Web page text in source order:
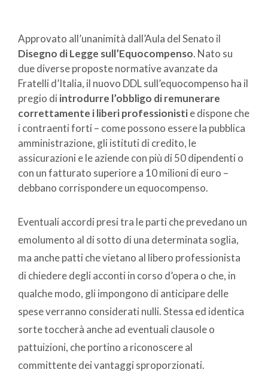
Approvato all’unanimità dall’Aula del Senato il
Disegno di Legge sull’Equocompenso. Nato su
due diverse proposte normative avanzate da
Fratelli d’Italia, il nuovo DDL sull’equocompenso ha il
pregio di introdurre l’obbligo di remunerare
correttamente i liberi professionistie dispone che
i contraenti forti – come possono essere la pubblica
amministrazione, gli istituti di credito, le
assicurazioni e le aziende con più di 50 dipendenti o
con un fatturato superiore a 10 milioni di euro –
debbano corrispondere un equocompenso.
Eventuali accordi presi tra le parti che prevedano un
emolumento al di sotto di una determinata soglia,
ma anche patti che vietano al libero professionista
di chiedere degli acconti in corso d’opera o che, in
qualche modo, gli impongono di anticipare delle
spese verranno considerati nulli. Stessa ed identica
sorte toccherà anche ad eventuali clausole o
pattuizioni, che portino a riconoscere al
committente dei vantaggi sproporzionati.